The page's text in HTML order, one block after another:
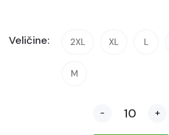
Veličine: 2XL XL L
M
- +